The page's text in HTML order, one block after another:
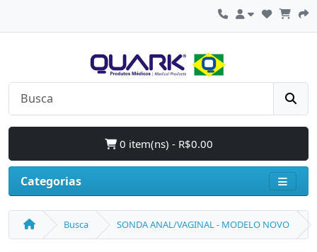
0 item(ns) - R$0.00
Categorias
Busca SONDA ANAL/VAGINAL - MODELO NOVO